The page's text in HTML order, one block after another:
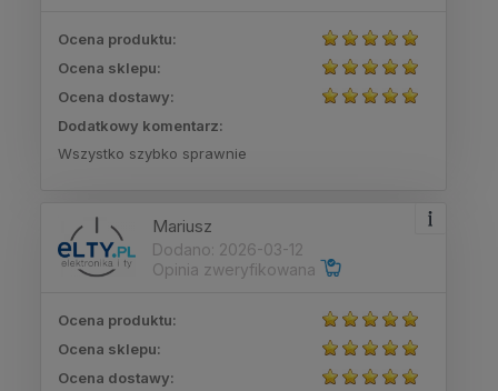
Ocena produktu:
Ocena sklepu:
Ocena dostawy:
Dodatkowy komentarz:
Wszystko szybko sprawnie
Mariusz
Dodano: 2026-03-12
Opinia zweryfikowana
Ocena produktu:
Ocena sklepu:
Ocena dostawy: